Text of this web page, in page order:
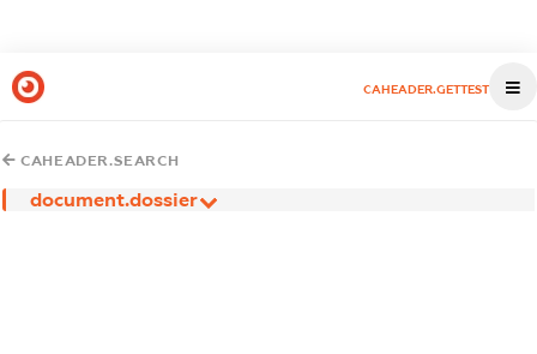
CAHEADER.GETTEST
CAHEADER.SEARCH
document.dossier